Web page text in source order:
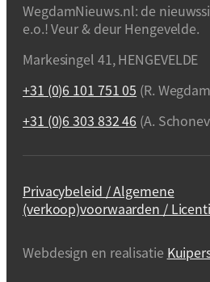
WegdamNieuws.nl: de
e.o.! Veur & deur Hengevelde.
Markesingel 41, HENGEVELDE
+31 (0)6 101 751 05 (R.
+31 (0)6 303 832 46 (A.
Privacybeleid / Algemene
(verkoop)voorwaarden /
Webdesign en realisatie